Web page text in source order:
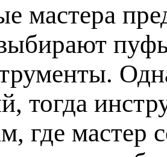
мастера
тогда
где